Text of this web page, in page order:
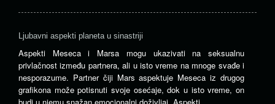
Ljubavni aspekti planeta u sinastriji
Aspekti Meseca i Marsa mogu ukazivati ​​na seksualnu
privlačnost između partnera, ali u isto vreme na mnoge svađe i
nesporazume. Partner čiji Mars aspektuje Meseca iz drugog
grafikona može potisnuti svoje osećaje, dok u isto vreme, on